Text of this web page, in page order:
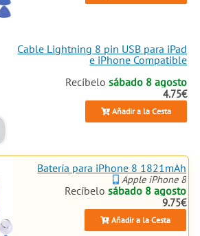
Cable Lightning 8 pin USB para iPad
e iPhone Compatible
Recíbelo sábado 8 agosto
4.75€
Añadir a la Cesta
Batería para iPhone 8 1821mAh
Apple iPhone 8
Recíbelo sábado 8 agosto
9.75€
Añadir a la Cesta